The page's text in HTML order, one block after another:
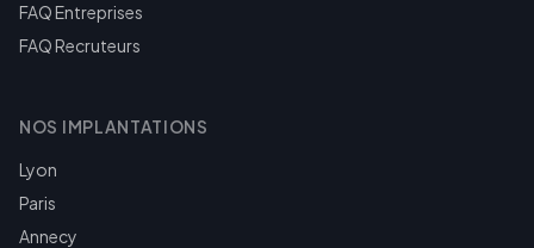
FAQ Entreprises
FAQ Recruteurs
NOS IMPLANTATIONS
Lyon
Paris
Annecy